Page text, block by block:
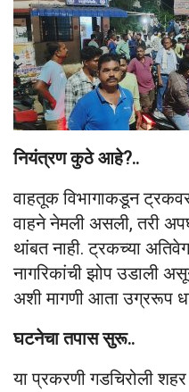
नियंत्रण कुठे आहे?..
वाहतूक विभागाकडून
वाहने नेमली असली, तरी
थांबत नाही. ट्रकच्या
नागरिकांची झोप उडाली
अशी मागणी आता उग्ररूप
घटनेचा तपास सुरू..
या प्रकरणी गडचिरोली